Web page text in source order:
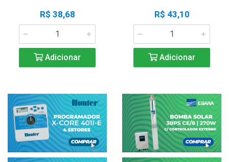
R$ 38,68
Adicionar
R$ 43,10
Adicionar